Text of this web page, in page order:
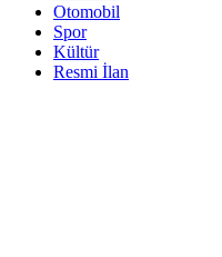
Otomobil
Spor
Kültür
Resmi İlan